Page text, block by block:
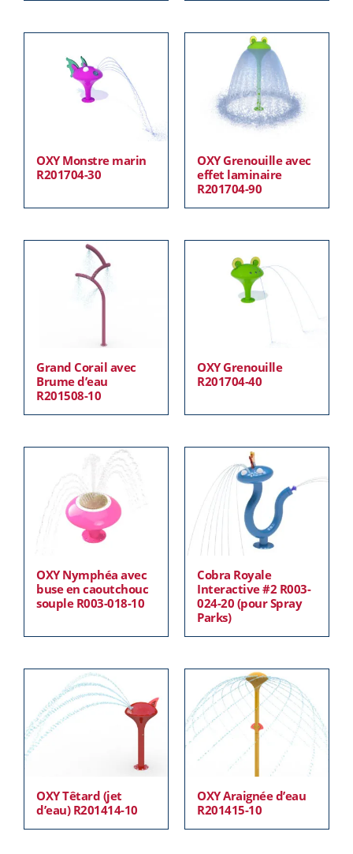
OXY Monstre marin
R201704-30
OXY Grenouille avec
effet laminaire
R201704-90
Grand Corail avec
Brume d’eau
R201508-10
OXY Grenouille
R201704-40
OXY Nymphéa avec
buse en caoutchouc
souple R003-018-10
Cobra Royale
Interactive #2 R003-
024-20 (pour Spray
Parks)
OXY Têtard (jet
d’eau) R201414-10
OXY Araignée d’eau
R201415-10